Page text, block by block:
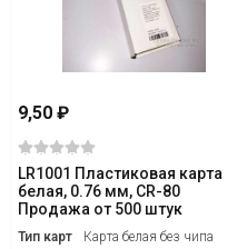
9,50 ₽
LR1001 Пластиковая карта
белая, 0.76 мм, СR-80
Продажа от 500 штук
Тип карт
Карта белая без чипа